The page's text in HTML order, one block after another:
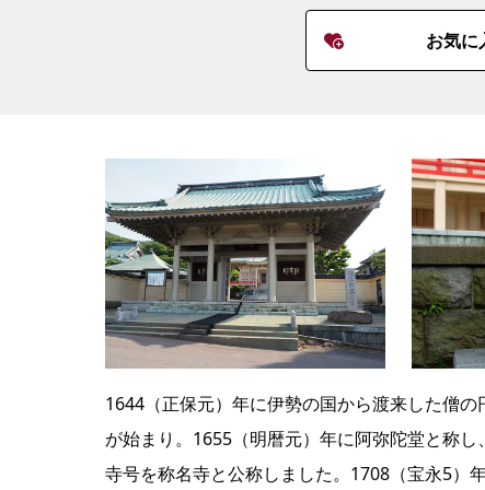
お気に
1644（正保元）年に伊勢の国から渡来した僧
が始まり。1655（明暦元）年に阿弥陀堂と称
寺号を称名寺と公称しました。1708（宝永5）